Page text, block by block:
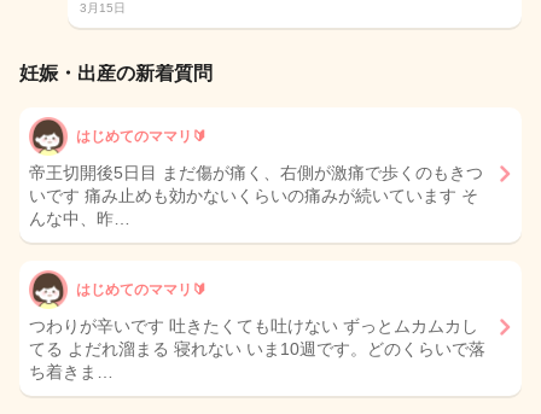
3月15日
妊娠・出産の新着質問
はじめてのママリ🔰
帝王切開後5日目 まだ傷が痛く、右側が激痛で歩くのもきつ
いです 痛み止めも効かないくらいの痛みが続いています そ
んな中、昨…
はじめてのママリ🔰
つわりが辛いです 吐きたくても吐けない ずっとムカムカし
てる よだれ溜まる 寝れない いま10週です。どのくらいで落
ち着きま…